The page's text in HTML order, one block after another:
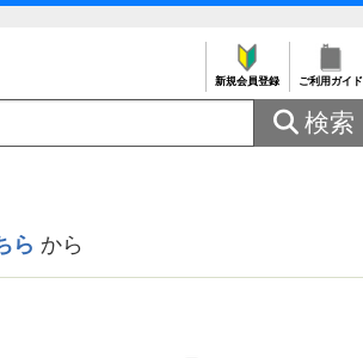
新規会員登録 ご利用ガイド
 検索
ら から